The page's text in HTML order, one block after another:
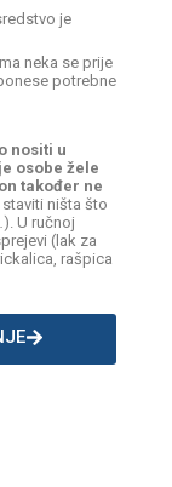
je
neka se prije
potrebne
nositi u
osobe žele
također ne
ništa što
U ručnoj
(lak za
rašpica